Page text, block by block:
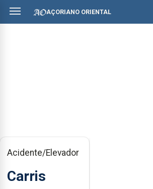
AÇORIANO ORIENTAL
Acidente/Elevador
Carris